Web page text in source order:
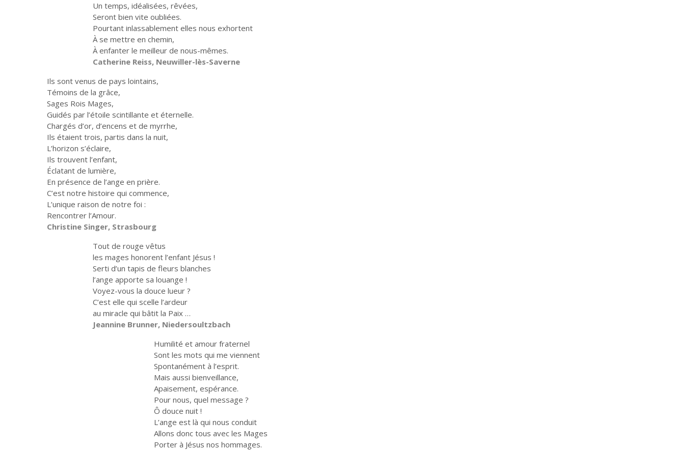
Un temps, idéalisées, rêvées,
Seront bien vite oubliées.
Pourtant inlassablement elles nous exhortent
À se mettre en chemin,
À enfanter le meilleur de nous-mêmes.
Catherine Reiss, Neuwiller-lès-Saverne
Ils sont venus de pays lointains,
Témoins de la grâce,
Sages Rois Mages,
Guidés par l’étoile scintillante et éternelle.
Chargés d’or, d’encens et de myrrhe,
Ils étaient trois, partis dans la nuit,
L’horizon s’éclaire,
Ils trouvent l’enfant,
Éclatant de lumière,
En présence de l’ange en prière.
C’est notre histoire qui commence,
L’unique raison de notre foi :
Rencontrer l’Amour.
Christine Singer, Strasbourg
Tout de rouge vêtus
les mages honorent l’enfant Jésus !
Serti d’un tapis de fleurs blanches
l’ange apporte sa louange !
Voyez-vous la douce lueur ?
C’est elle qui scelle l’ardeur
au miracle qui bâtit la Paix …
Jeannine Brunner, Niedersoultzbach
Humilité et amour fraternel
Sont les mots qui me viennent
Spontanément à l’esprit.
Mais aussi bienveillance,
Apaisement, espérance.
Pour nous, quel message ?
Ô douce nuit !
L’ange est là qui nous conduit
Allons donc tous avec les Mages
Porter à Jésus nos hommages.